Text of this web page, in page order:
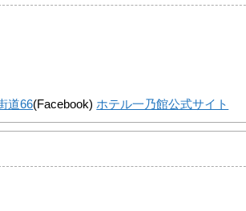
道66(Facebook) ホテル一乃館公式サイト